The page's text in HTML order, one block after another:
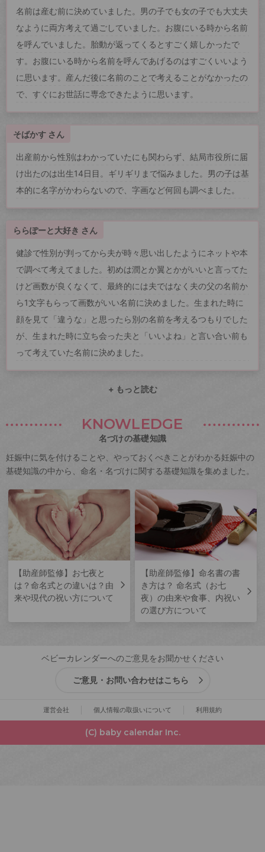
名前は産む前に決めていました。男の子でも女の子でも大丈夫
なように両方考えて過ごしていました。お腹にいる時から名前
を呼んでいました。胎動が返ってくるとすごく嬉しかったで
す。お腹にいる時から名前を呼んであげるのはすごくいいよう
に思います。産んだ後に名前のことで考えることがなかったの
で、すぐにお世話に専念できたように思います。
そばかす さん
出産前から性別はわかっていたにも関わらず、結局市役所に届
け出たのは出生14日目。ギリギリまで悩みました。男の子は基
本的に名字がかわらないので、字画など何回も調べました。
ららぽーと大好き さん
健診で性別が判ってから夫が時々思い出したようにネットや本
で調べて考えてました。初めは潤とか翼とかがいいと言ってた
けど画数が良くなくて、最終的には夫ではなく夫の父の名前か
ら1文字もらって画数がいい名前に決めました。生まれた時に
顔を見て「違うな」と思ったら別の名前を考えるつもりでした
が、生まれた時に立ち会った夫と「いいよね」と言い合い前も
って考えていた名前に決めました。
+ もっと読む
KNOWLEDGE
名づけの基礎知識
妊娠中に気を付けることや、やっておくべきことがわかる妊娠中の
基礎知識の中から、命名・名づけに関する基礎知識を集めました。
【助産師監修】お七夜と
は？命名式との違いは？由
来や現代の祝い方について
【助産師監修】命名書の書
き方は？ 命名式（お七
夜）の由来や食事、内祝い
の選び方について
ベビーカレンダーへのご意見をお聞かせください
ご意見・お問い合わせはこちら
運営会社 個人情報の取扱いについて 利用規約
(C) baby calendar Inc.